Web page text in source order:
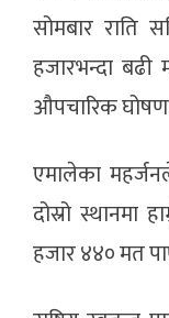
सोमबार राति
हजारभन्दा
औपचारिक
एमालेका
दोस्रो स्थानमा
हजार ४४० मत